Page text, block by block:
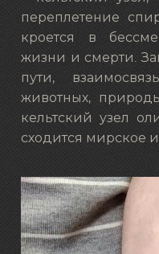
переплетение
кроется в
жизни и смерти.
пути,
животных,
кельтский узел
сходится мирское